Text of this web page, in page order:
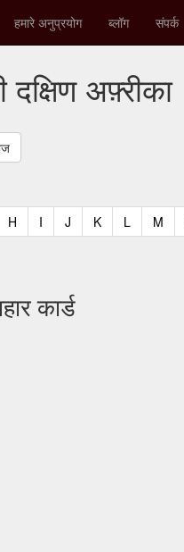
हमारे अनुप्रयोग ब्लॉग संपर्क
अफ़्रीका
H (current)
I (current)
J (current)
K(current)
L (current)
M
कार्ड